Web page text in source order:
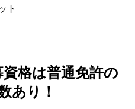
ト
格は普通免許の
あり！